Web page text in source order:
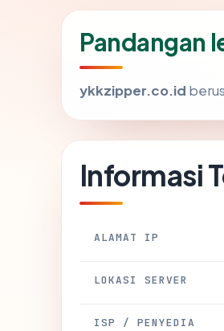
Pandangan
ykkzipper.co.id
Informasi
ALAMAT IP
LOKASI SERVER
ISP / PENYEDIA